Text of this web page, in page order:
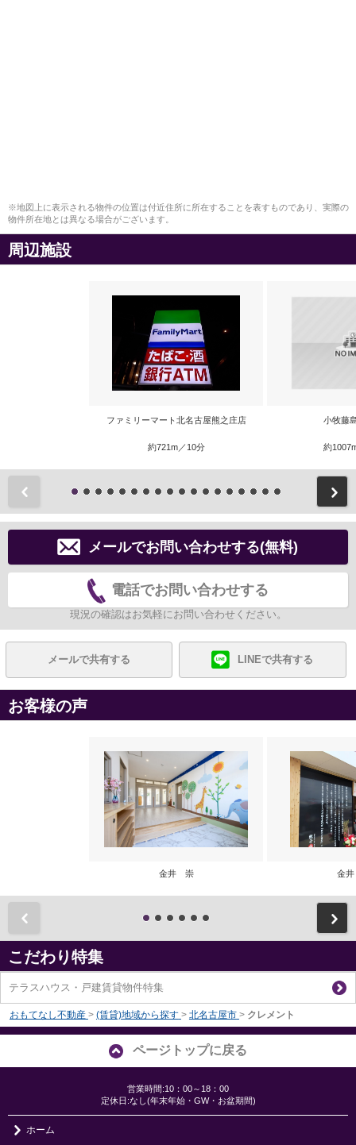
※地図上に表示される物件の位置は付近住所に所在することを表すものであり、実際の
物件所在地とは異なる場合がございます。
周辺施設
ファミリーマート北名古屋熊之庄店
約721m／10分
小牧藤
約
メールでお問い合わせする(無料)
電話でお問い合わせする
現況の確認はお気軽にお問い合わせください。
メールで共有する LINEで共有する
お客様の声
金井 崇 金
こだわり特集
テラスハウス・戸建賃貸物件特集
おもてなし不動産 > (賃貸)地域から探す > 北名古屋市 > クレメント
ページトップに戻る
営業時間:10：00～18：00
定休日:なし(年末年始・GW・お盆期間)
ホーム